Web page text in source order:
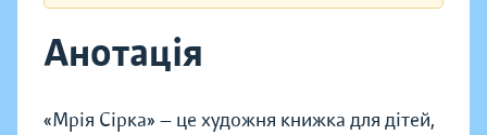
Анотація
«Мрія Сірка» — це художня книжка для дітей,